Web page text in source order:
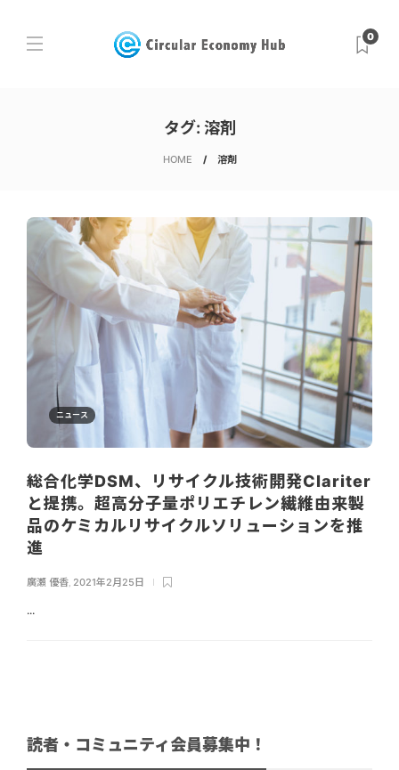
0
タグ: 溶剤
HOME 溶剤
ニュース
総合化学DSM、リサイクル技術開発Clariter
と提携。超高分子量ポリエチレン繊維由来製
品のケミカルリサイクルソリューションを推
進
廣瀬 優香, 2021年2月25日
...
読者・コミュニティ会員募集中！